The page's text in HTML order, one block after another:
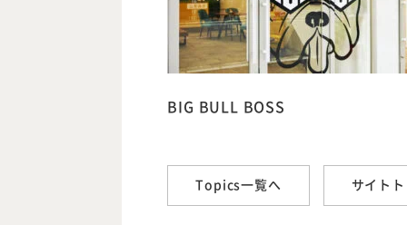
BIG BULL BOSS
Topics一覧へ サイト